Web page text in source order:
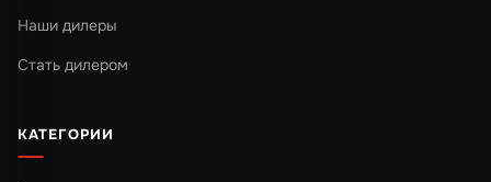
Наши дилеры
Стать дилером
КАТЕГОРИИ